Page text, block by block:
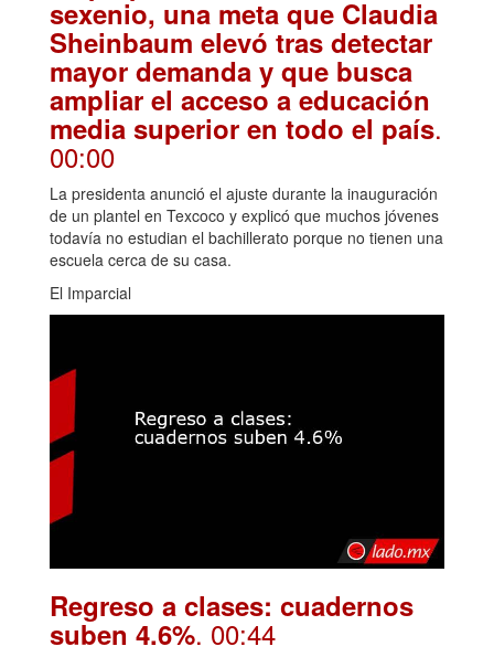
sexenio, una meta que Claudia
Sheinbaum elevó tras detectar
mayor demanda y que busca
ampliar el acceso a educación
media superior en todo el país.
00:00
La presidenta anunció el ajuste durante la inauguración
de un plantel en Texcoco y explicó que muchos jóvenes
todavía no estudian el bachillerato porque no tienen una
escuela cerca de su casa.
El Imparcial
Regreso a clases: cuadernos
suben 4.6%. 00:44